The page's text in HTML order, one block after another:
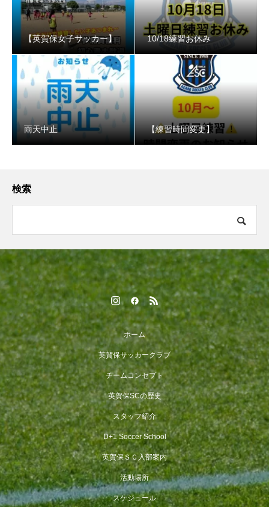
【英賀保女子サッカー】 10/18練習お休み
️雨天中止 【練習時間変更】
検索
ホーム
英賀保サッカークラブ
チームコンセプト
英賀保SCの歴史
スタッフ紹介
D+1 Soccer School
英賀保ＳＣ入部案内
活動場所
スケジュール